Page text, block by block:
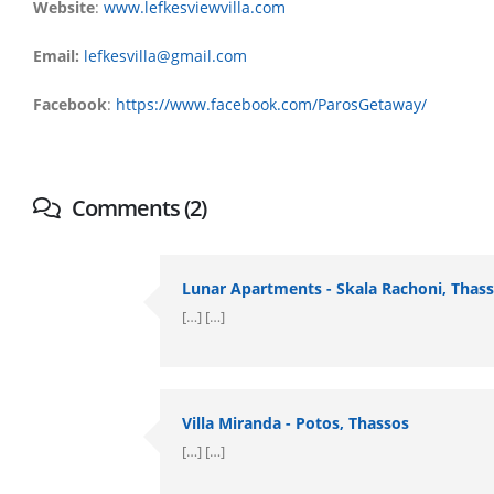
Website: www.lefkesviewvilla.com
Email: lefkesvilla@gmail.com
Facebook: https://www.facebook.com/ParosGetaway/
Comments (2)
Lunar Apartments - Skala Rachoni,
[…] […]
Villa Miranda - Potos, Thassos
[…] […]